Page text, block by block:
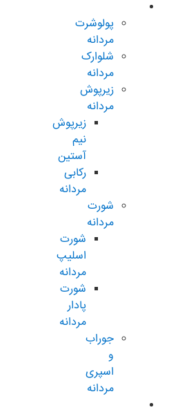
پولوشرت
مردانه
شلوارک
مردانه
زیرپوش
مردانه
زیرپوش
نیم
آستین
رکابی
مردانه
شورت
مردانه
شورت
اسلیپ
مردانه
شورت
پادار
مردانه
جوراب
و
اسپری
مردانه